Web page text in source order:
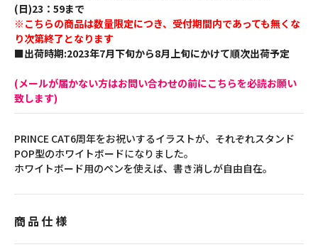
(日)23：59まで
※こちらの商品は数量限定につき、受付期間内であっても無くな
り次第終了となります
■出荷時期:2023年7月下旬から8月上旬にかけて順次出荷予定
(メールが届かない方はお問い合わせの前にこちらを必読お願い
致します)
PRINCE CAT6周年をお祝いするイラストが、それぞれスタンド
POP型のホワイトボードになりました。
ホワイトボード用のペンを使えば、書き消しが自由自在。
商品仕様